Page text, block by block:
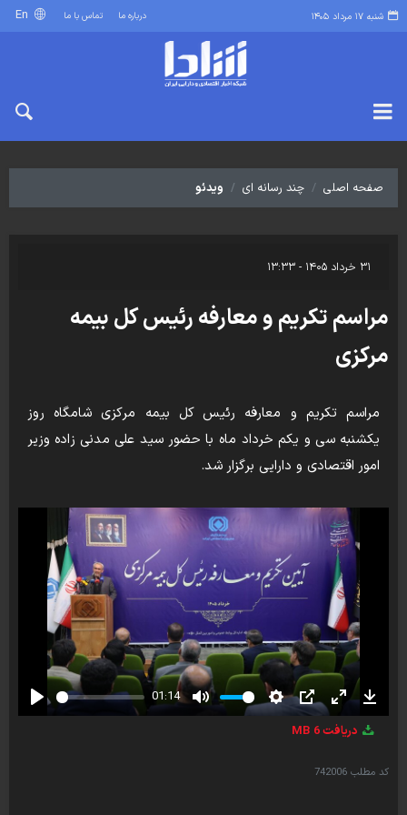
شنبه ۱۷ مرداد ۱۴۰۵ درباره ما تماس با ما
صفحه اصلی چند رسانه ای ویدئو
۳۱ خرداد ۱۴۰۵ - ۱۳:۳۳
مراسم تکریم و معارفه رئیس کل بیمه
مرکزی
مراسم تکریم و معارفه رئیس کل بیمه مرکزی شامگاه روز
یکشنبه سی و یکم خرداد ماه با حضور سید علی مدنی زاده وزیر
امور اقتصادی و دارایی برگزار شد.
Play
01:14
Mute Settings
PIP
Enter
fullscreenدریافت6 MB
کد مطلب 742006